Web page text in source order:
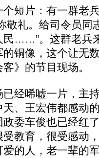
片：有一群老
敬礼。给司令员同
民……”。这群老兵
铜像，这个让无
》的节目现场。
唏嘘一片，主
、王宏伟都感动
委车俊也已经红
教育，很受感动
的人，老一辈的